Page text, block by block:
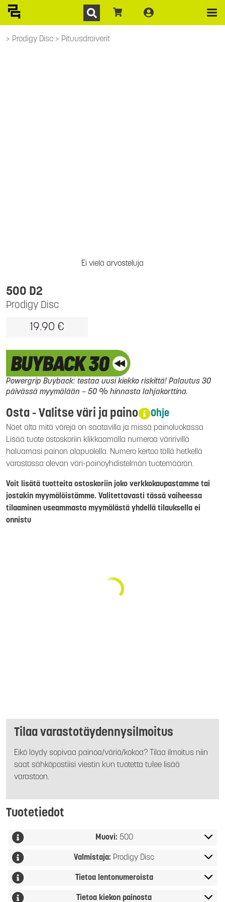
Prodigy Disc Pituusdraiverit
Ei vielä arvosteluja
Prodigy Disc
500 D2
19.90 €
Powergrip Buyback: testaa uusi kiekko riskittä! Palautus 30
päivässä myymälään – 50 % hinnasta lahjakorttina.
Osta - Valitse väri ja paino Ohje
Näet alta mitä värejä on saatavilla ja missä painoluokassa
Lisää tuote ostoskoriin klikkaamalla numeroa väririvillä
haluamasi painon alapuolella. Numero kertoo tällä hetkellä
varastossa olevan väri-painoyhdistelmän tuotemäärän.
Voit lisätä tuotteita ostoskoriin joko verkkokaupastamme tai
jostakin myymälöistämme. Valitettavasti tässä vaiheessa
tilaaminen useammasta myymälästä yhdellä tilauksella ei
onnistu
Tilaa varastotäydennysilmoitus
Eikö löydy sopivaa painoa/väriä/kokoa? Tilaa ilmoitus niin
saat sähköpostiisi viestin kun tuotetta tulee lisää
varastoon.
Tuotetiedot
Muovi: 500
Valmistaja: Prodigy Disc
Tietoa lentonumeroista
Tietoa kiekon painosta